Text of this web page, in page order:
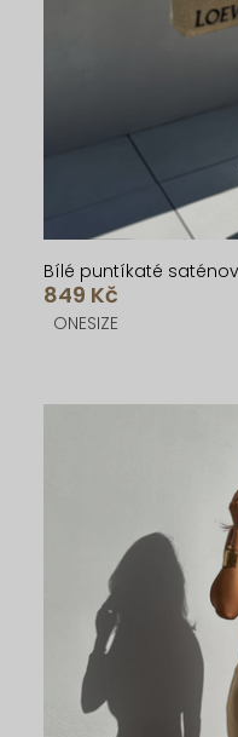
Bílé puntíkaté
849 Kč
ONESIZE